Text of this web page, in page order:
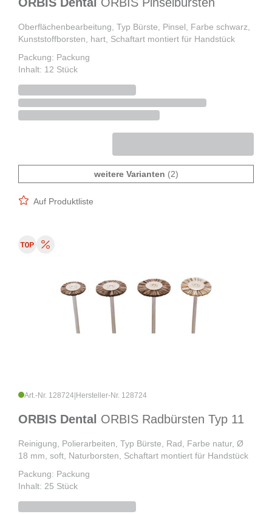
Oberflächenbearbeitung, Typ Bürste, Pinsel, Farbe schwarz,
Kunststoffborsten, hart, Schaftart montiert für Handstück
Packung: Packung
Inhalt: 12 Stück
weitere Varianten (2)
Auf Produktliste
Art.-Nr. 128724 Hersteller-Nr. 128724
ORBIS Dental ORBIS Radbürsten Typ 11
Reinigung, Polierarbeiten, Typ Bürste, Rad, Farbe natur, Ø
18 mm, soft, Naturborsten, Schaftart montiert für Handstück
Packung: Packung
Inhalt: 25 Stück